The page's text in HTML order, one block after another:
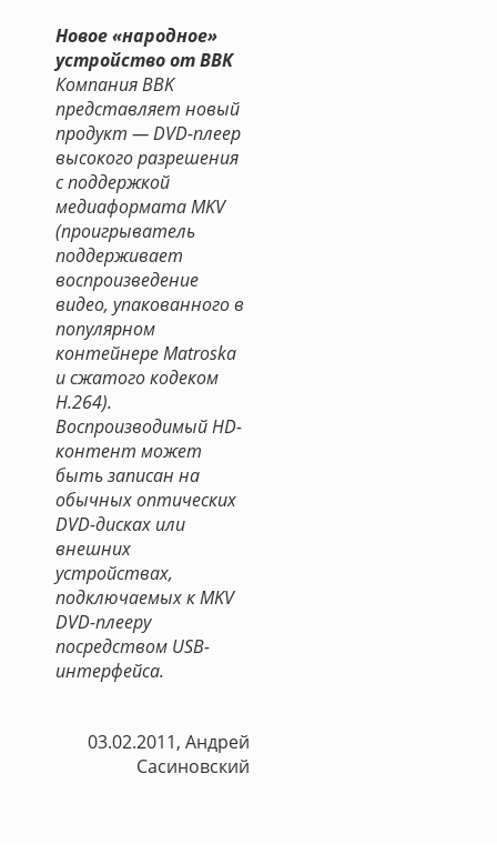
Новое «народное»
устройство от BBK
Компания BBK
представляет новый
продукт — DVD-плеер
высокого разрешения
с поддержкой
медиаформата MKV
(проигрыватель
поддерживает
воспроизведение
видео, упакованного в
популярном
контейнере Matroska
и сжатого кодеком
H.264).
Воспроизводимый HD-
контент может
быть записан на
обычных оптических
DVD-дисках или
внешних
устройствах,
подключаемых к MKV
DVD-плееру
посредством USB-
интерфейса.
03.02.2011, Андрей
Сасиновский